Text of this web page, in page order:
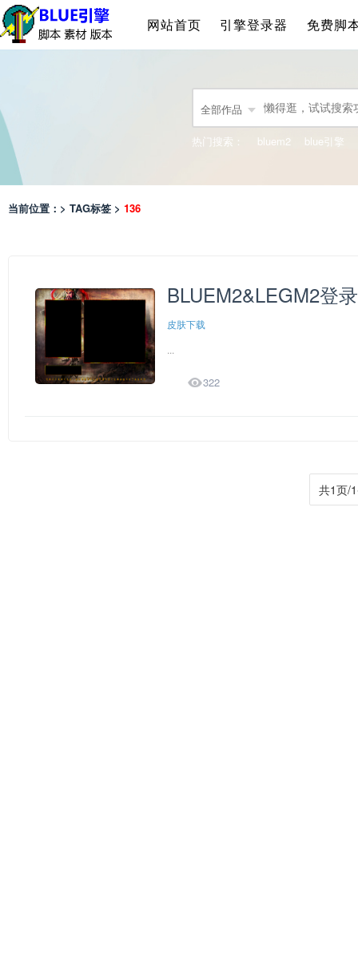
网站首页 引擎登录器 免费脚
全部作品
热门搜索： bluem2 blue引擎
当前位置：> TAG标签 > 136
BLUEM2&LEGM2登
皮肤下载
322
共1页/